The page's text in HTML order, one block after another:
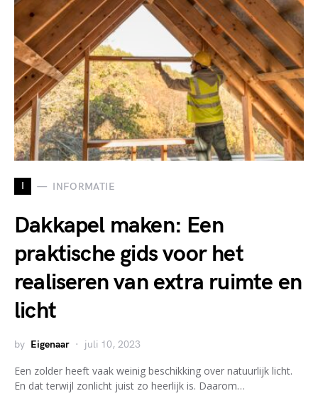
I INFORMATIE
Dakkapel maken: Een
praktische gids voor het
realiseren van extra ruimte en
licht
by Eigenaar juli 10, 2023
Een zolder heeft vaak weinig beschikking over natuurlijk licht.
En dat terwijl zonlicht juist zo heerlijk is. Daarom…